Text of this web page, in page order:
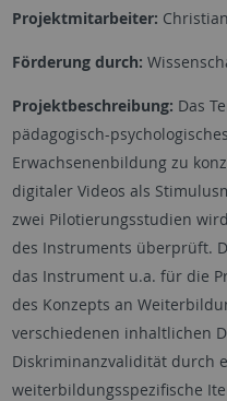
Projektmitarbeiter:
Förderung durch:
Projektbeschreibung: Das
pädagogisch-
Erwachsenenbildung zu
digitaler Videos als
zwei Pilotierungsstudien
des Instruments überprüft.
das Instrument u.a. für die
des Konzepts an
verschiedenen inhaltlichen
Diskriminanzvalidität durch
weiterbildungsspezifische